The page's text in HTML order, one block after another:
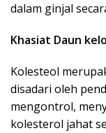
dalam ginjal
Khasiat Daun
Kolesteol
disadari oleh
mengontrol,
kolesterol jahat